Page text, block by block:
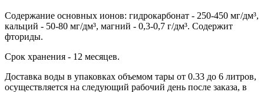
Содержание основных ионов: гидрокарбонат - 250-450 мг/дм³,
кальций - 50-80 мг/дм³, магний - 0,3-0,7 г/дм³. Содержит
фториды.
Срок хранения - 12 месяцев.
Доставка воды в упаковках объемом тары от 0.33 до 6 литров,
осуществляется на следующий рабочий день после заказа, в